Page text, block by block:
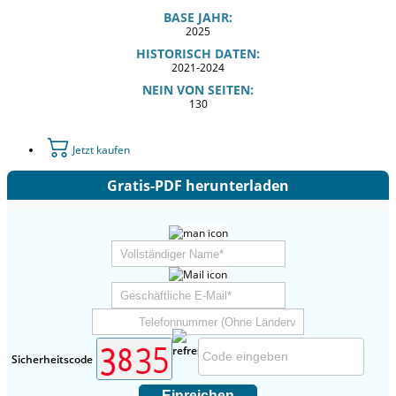
BASE JAHR:
2025
HISTORISCH DATEN:
2021-2024
NEIN VON SEITEN:
130
Jetzt kaufen
Gratis-PDF herunterladen
Sicherheitscode